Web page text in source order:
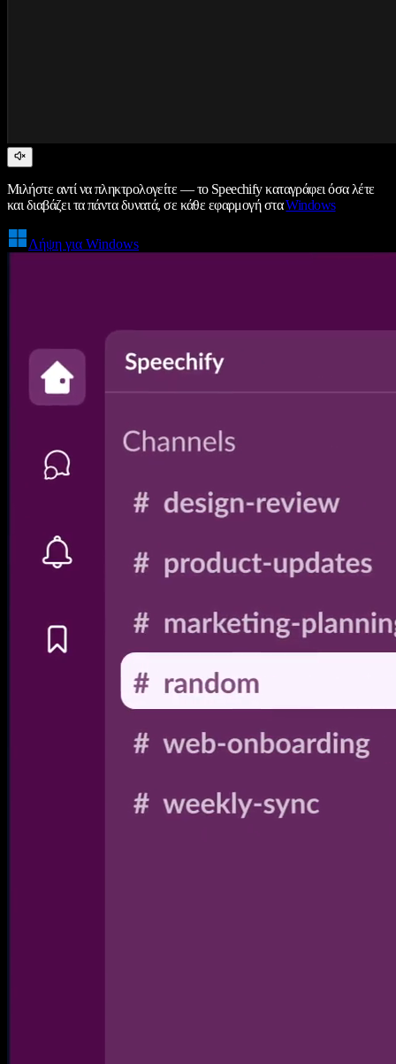
Μιλήστε αντί να πληκτρολογείτε — το Speechify καταγράφει όσα λέτε
και διαβάζει τα πάντα δυνατά, σε κάθε εφαρμογή σταWindows
Λήψη για Windows